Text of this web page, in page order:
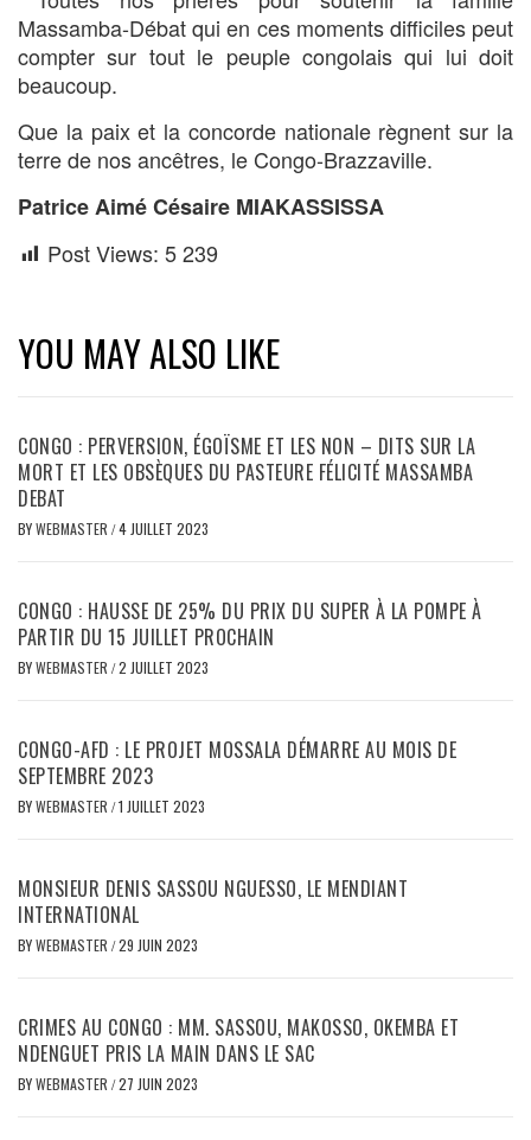
Massamba-Débat qui en ces moments difficiles peut
compter sur tout le peuple congolais qui lui doit
beaucoup.
Que la paix et la concorde nationale règnent sur la
terre de nos ancêtres, le Congo-Brazzaville.
Patrice Aimé Césaire MIAKASSISSA
Post Views: 5 239
YOU MAY ALSO LIKE
CONGO : PERVERSION, ÉGOÏSME ET LES NON – DITS SUR LA
MORT ET LES OBSÈQUES DU PASTEURE FÉLICITÉ MASSAMBA
DEBAT
BYWEBMASTER /4 JUILLET 2023
CONGO : HAUSSE DE 25% DU PRIX DU SUPER À LA POMPE À
PARTIR DU 15 JUILLET PROCHAIN
BYWEBMASTER /2 JUILLET 2023
CONGO-AFD : LE PROJET MOSSALA DÉMARRE AU MOIS DE
SEPTEMBRE 2023
BYWEBMASTER /1 JUILLET 2023
MONSIEUR DENIS SASSOU NGUESSO, LE MENDIANT
INTERNATIONAL
BYWEBMASTER /29 JUIN 2023
CRIMES AU CONGO : MM. SASSOU, MAKOSSO, OKEMBA ET
NDENGUET PRIS LA MAIN DANS LE SAC
BYWEBMASTER /27 JUIN 2023